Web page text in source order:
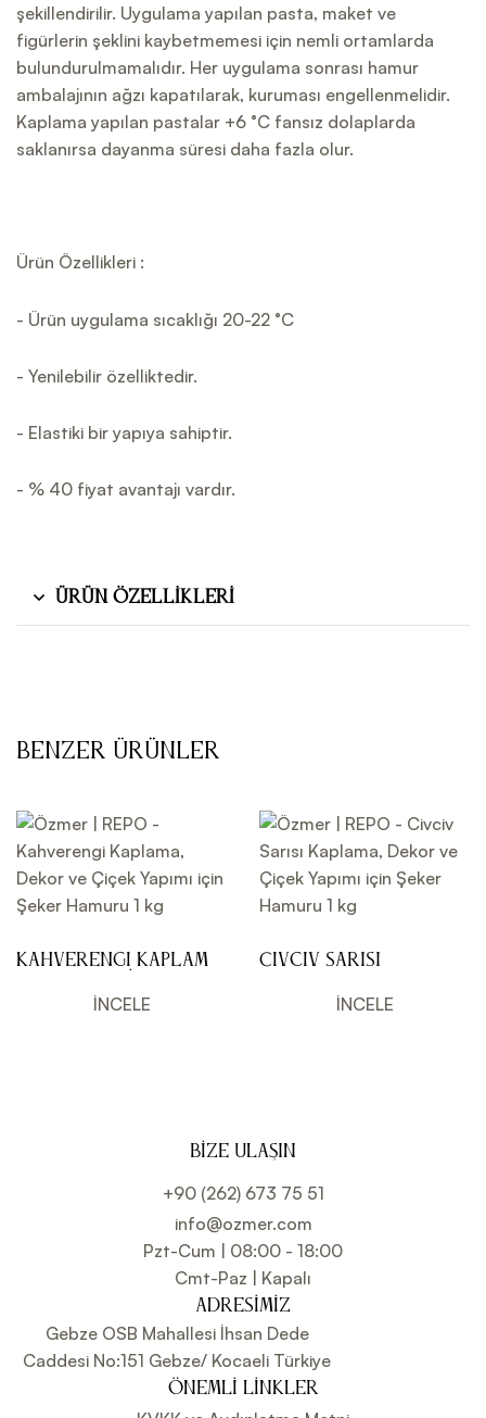
şekillendirilir. Uygulama yapılan pasta, maket ve
figürlerin şeklini kaybetmemesi için nemli ortamlarda
bulundurulmamalıdır. Her uygulama sonrası hamur
ambalajının ağzı kapatılarak, kuruması engellenmelidir.
Kaplama yapılan pastalar +6 °C fansız dolaplarda
saklanırsa dayanma süresi daha fazla olur.
Ürün Özellikleri :
- Ürün uygulama sıcaklığı 20-22 °C
- Yenilebilir özelliktedir.
- Elastiki bir yapıya sahiptir.
- % 40 fiyat avantajı vardır.
Ürün Özellikleri
Benzer Ürünler
Kahverengi Kaplama,
Yapımı için Şeker
İNCELE
Civciv Sarısı
Çiçek Yapımı için
İNCELE
BIZE ULAŞIN
+90 (262) 673 75 51
info@ozmer.com
Pzt-Cum | 08:00 - 18:00
Cmt-Paz | Kapalı
ADRESIMIZ
Gebze OSB Mahallesi İhsan Dede
Caddesi No:151 Gebze/ Kocaeli Türkiye
ÖNEMLI LINKLER